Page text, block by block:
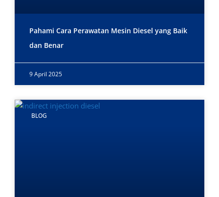
Pahami Cara Perawatan Mesin Diesel yang Baik
dan Benar
9 April 2025
BLOG